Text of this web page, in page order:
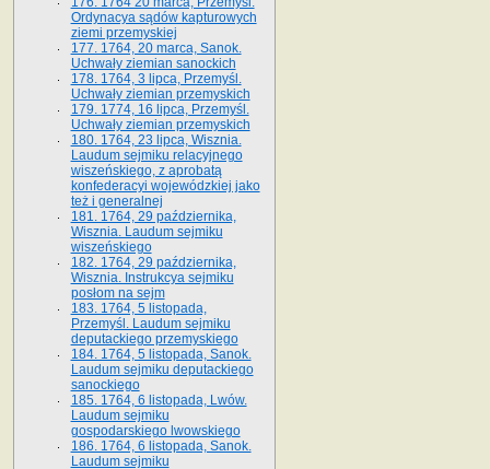
Ordynacya sądów kapturowych
ziemi przemyskiej
177. 1764, 20 marca, Sanok.
Uchwały ziemian sanockich
178. 1764, 3 lipca, Przemyśl.
Uchwały ziemian przemyskich
179. 1774, 16 lipca, Przemyśl.
Uchwały ziemian przemyskich
180. 1764, 23 lipca, Wisznia.
Laudum sejmiku relacyjnego
wiszeńskiego, z aprobatą
konfederacyi wojewódzkiej jako
też i generalnej
181. 1764, 29 października,
Wisznia. Laudum sejmiku
wiszeńskiego
182. 1764, 29 października,
Wisznia. Instrukcya sejmiku
posłom na sejm
183. 1764, 5 listopada,
Przemyśl. Laudum sejmiku
deputackiego przemyskiego
184. 1764, 5 listopada, Sanok.
Laudum sejmiku deputackiego
sanockiego
185. 1764, 6 listopada, Lwów.
Laudum sejmiku
gospodarskiego lwowskiego
186. 1764, 6 listopada, Sanok.
Laudum sejmiku